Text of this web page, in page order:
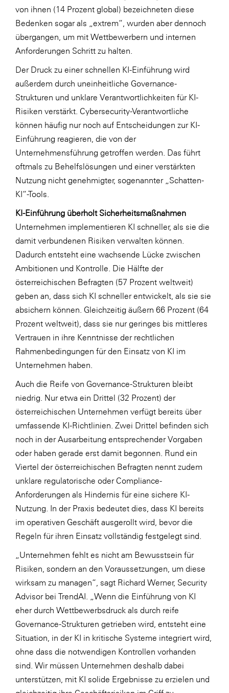
SERVICE&MORE
SKINUANCE®
SPIEGLTEC
STIHL Tirol
Trend Micro
TAG GmbH
VALETTA
Verband Druck Medien Österreich
WKS Fachgruppe Fahrzeughandel und
Fahrzeugtechnik
WKS Fachgruppe Finanzdienstleister
WK UBIT
Media
von ihnen (14 Prozent global) bezeichneten diese
Bedenken sogar als „extrem“, wurden aber dennoch
übergangen, um mit Wettbewerbern und internen
Anforderungen Schritt zu halten.
Der Druck zu einer schnellen KI-Einführung wird
außerdem durch uneinheitliche Governance-
Strukturen und unklare Verantwortlichkeiten für KI-
Risiken verstärkt. Cybersecurity-Verantwortliche
können häufig nur noch auf Entscheidungen zur KI-
Einführung reagieren, die von der
Unternehmensführung getroffen werden. Das führt
oftmals zu Behelfslösungen und einer verstärkten
Nutzung nicht genehmigter, sogenannter „Schatten-
KI“-Tools.
KI-Einführung überholt Sicherheitsmaßnahmen
Unternehmen implementieren KI schneller, als sie die
damit verbundenen Risiken verwalten können.
Dadurch entsteht eine wachsende Lücke zwischen
Ambitionen und Kontrolle. Die Hälfte der
österreichischen Befragten (57 Prozent weltweit)
geben an, dass sich KI schneller entwickelt, als sie sie
absichern können. Gleichzeitig äußern 66 Prozent (64
Prozent weltweit), dass sie nur geringes bis mittleres
Vertrauen in ihre Kenntnisse der rechtlichen
Rahmenbedingungen für den Einsatz von KI im
Unternehmen haben.
Auch die Reife von Governance-Strukturen bleibt
niedrig. Nur etwa ein Drittel (32 Prozent) der
österreichischen Unternehmen verfügt bereits über
umfassende KI-Richtlinien. Zwei Drittel befinden sich
noch in der Ausarbeitung entsprechender Vorgaben
oder haben gerade erst damit begonnen. Rund ein
Viertel der österreichischen Befragten nennt zudem
unklare regulatorische oder Compliance-
Anforderungen als Hindernis für eine sichere KI-
Nutzung. In der Praxis bedeutet dies, dass KI bereits
im operativen Geschäft ausgerollt wird, bevor die
Regeln für ihren Einsatz vollständig festgelegt sind.
„Unternehmen fehlt es nicht am Bewusstsein für
Risiken, sondern an den Voraussetzungen, um diese
wirksam zu managen“, sagt Richard Werner, Security
Advisor bei TrendAI. „Wenn die Einführung von KI
eher durch Wettbewerbsdruck als durch reife
Governance-Strukturen getrieben wird, entsteht eine
Situation, in der KI in kritische Systeme integriert wird,
ohne dass die notwendigen Kontrollen vorhanden
sind. Wir müssen Unternehmen deshalb dabei
unterstützen, mit KI solide Ergebnisse zu erzielen und